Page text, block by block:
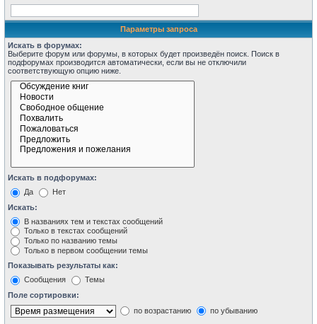
Параметры запроса
Искать в форумах:
Выберите форум или форумы, в которых будет произведён поиск. Поиск в
подфорумах производится автоматически, если вы не отключили
соответствующую опцию ниже.
Искать в подфорумах:
Да
Нет
Искать:
В названиях тем и текстах сообщений
Только в текстах сообщений
Только по названию темы
Только в первом сообщении темы
Показывать результаты как:
Сообщения
Темы
Поле сортировки:
по возрастанию
по убыванию